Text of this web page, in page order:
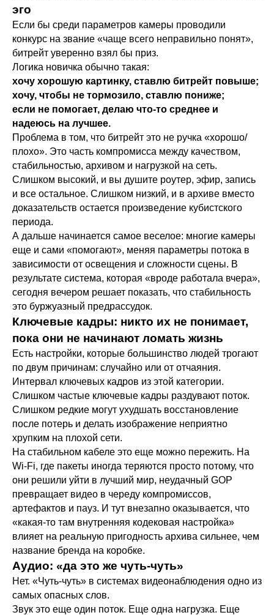
эго
Если бы среди параметров камеры проводили
конкурс на звание «чаще всего неправильно понят»,
битрейт уверенно взял бы приз.
Логика новичка обычно такая:
хочу хорошую картинку, ставлю битрейт повыше;
хочу, чтобы не тормозило, ставлю пониже;
если не помогает, делаю что-то среднее и
надеюсь на лучшее.
Проблема в том, что битрейт это не ручка «хорошо/
плохо». Это часть компромисса между качеством,
стабильностью, архивом и нагрузкой на сеть.
Слишком высокий, и вы душите роутер, эфир, запись
и все остальное. Слишком низкий, и в архиве вместо
доказательств остается произведение кубистского
периода.
А дальше начинается самое веселое: многие камеры
еще и сами «помогают», меняя параметры потока в
зависимости от освещения и сложности сцены. В
результате система, которая «вроде работала вчера»,
сегодня вечером решает показать, что стабильность
это буржуазный предрассудок.
Ключевые кадры: никто их не понимает,
пока они не начинают ломать жизнь
Есть настройки, которые большинство людей трогают
по двум причинам: случайно или от отчаяния.
Интервал ключевых кадров из этой категории.
Слишком частые ключевые кадры раздувают поток.
Слишком редкие могут ухудшать восстановление
после потерь и делать изображение неприятно
хрупким на плохой сети.
На стабильном кабеле это еще можно пережить. На
Wi-Fi, где пакеты иногда теряются просто потому, что
они решили уйти в лучший мир, неудачный GOP
превращает видео в череду компромиссов,
артефактов и пауз. И тут внезапно оказывается, что
«какая-то там внутренняя кодековая настройка»
влияет на реальную пригодность архива сильнее, чем
название бренда на коробке.
Аудио: «да это же чуть-чуть»
Нет. «Чуть-чуть» в системах видеонаблюдения одно из
самых опасных слов.
Звук это еще один поток. Еще одна нагрузка. Еще